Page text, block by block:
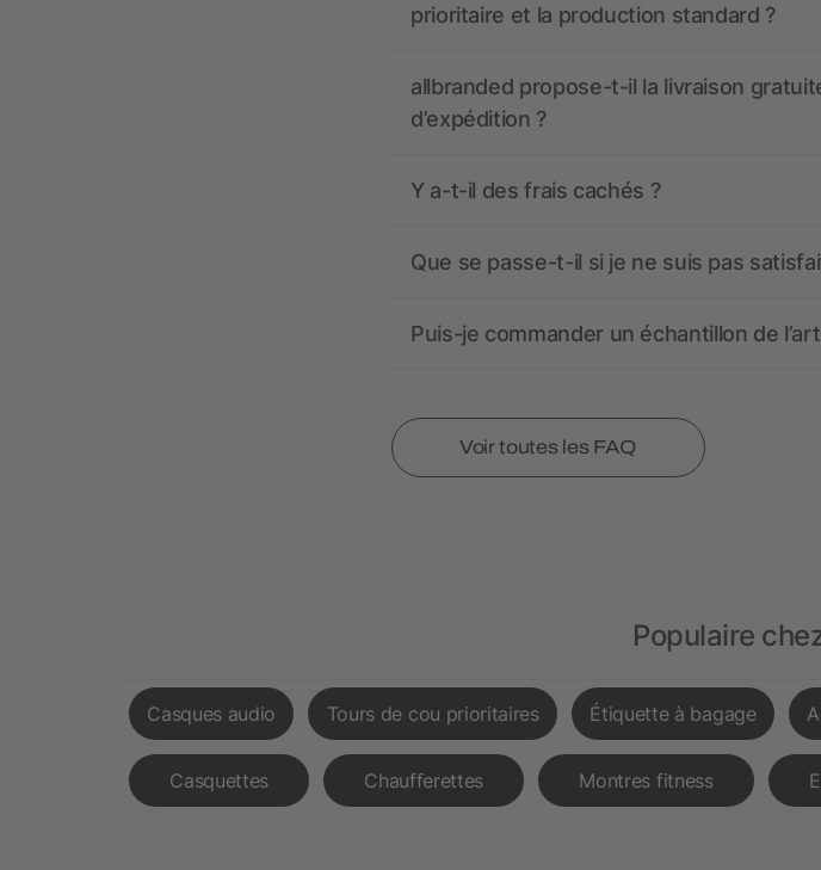
prioritaire et la production standard ?
allbranded propose-t-il la livraison
d’expédition ?
Y a-t-il des frais cachés ?
Que se passe-t-il si je ne suis pas
Puis-je commander un échantillon de
Voir toutes les FAQ
Populaire
Casques audio Tours de cou prioritaires Étiquette à bagage
Casquettes Chaufferettes Montres fitness